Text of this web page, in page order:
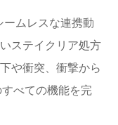
ムレスな連携動
ステイクリア処方
や衝突、衝撃から
べての機能を完